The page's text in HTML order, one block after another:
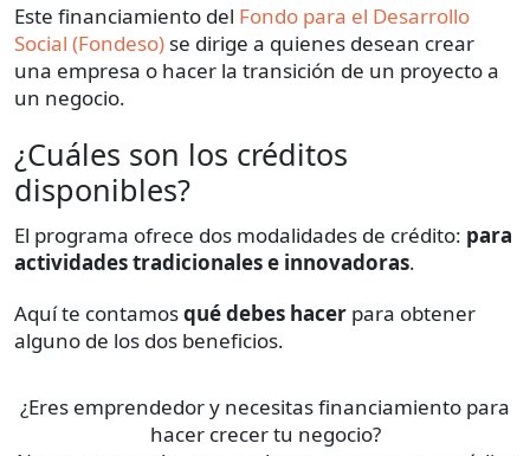
Este financiamiento del Fondo para el Desarrollo
Social (Fondeso) se dirige a quienes desean crear
una empresa o hacer la transición de un proyecto a
un negocio.
¿Cuáles son los créditos
disponibles?
El programa ofrece dos modalidades de crédito: para
actividades tradicionales e innovadoras.
Aquí te contamosqué debes hacer para obtener
alguno de los dos beneficios.
¿Eres emprendedor y necesitas financiamiento para
hacer crecer tu negocio?